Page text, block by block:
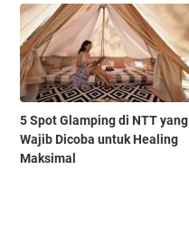
5 Spot Glamping di NTT yang
Wajib Dicoba untuk Healing
Maksimal